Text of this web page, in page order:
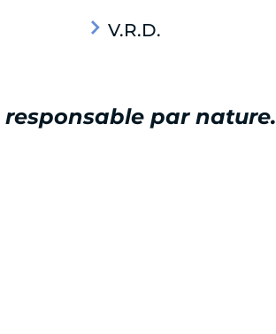
V.R.D.
par nature.